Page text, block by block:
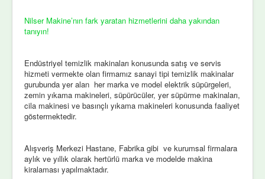
Nilser Makine’nın fark yaratan hizmetlerini daha yakından
tanıyın!
Endüstriyel temizlik makinaları konusunda satış ve servis
hizmeti vermekte olan firmamız sanayi tipi temizlik makinalar
gurubunda yer alan her marka ve model elektrik süpürgeleri,
zemin yıkama makineleri, süpürücüler, yer süpürme makinaları,
cila makinesi ve basınçlı yıkama makineleri konusunda faaliyet
göstermektedir.
Alışveriş Merkezi Hastane, Fabrika gibi ve kurumsal firmalara
aylık ve yıllık olarak hertürlü marka ve modelde makina
kiralaması yapılmaktadır.